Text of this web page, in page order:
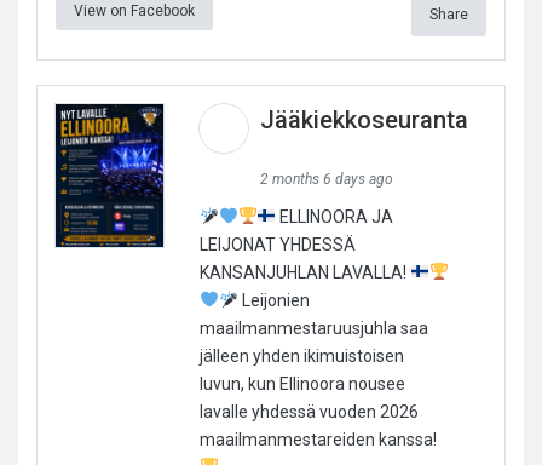
View on Facebook Share
Jääkiekkoseuranta
2 months 6 days ago
ELLINOORA JA
LEIJONAT YHDESSÄ
KANSANJUHLAN LAVALLA!
Leijonien
maailmanmestaruusjuhla saa
jälleen yhden ikimuistoisen
luvun, kun Ellinoora nousee
lavalle yhdessä vuoden 2026
maailmanmestareiden kanssa!